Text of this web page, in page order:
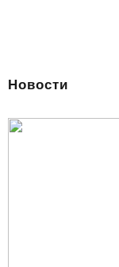
partner@business-
Новости